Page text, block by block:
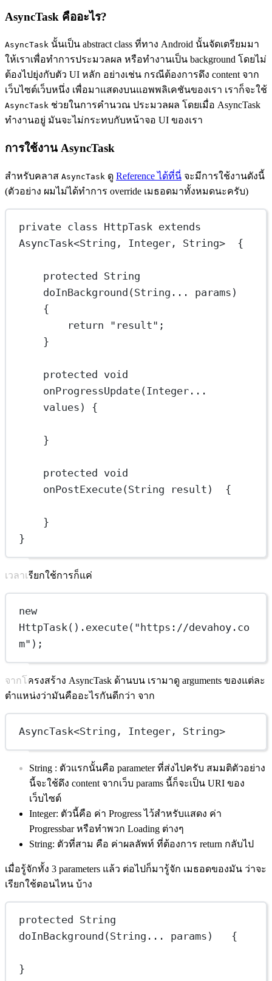
AsyncTask คืออะไร?
AsyncTask นั้นเป็น abstract class ที่ทาง Android นั้นจัดเตรียมมา
ให้เราเพื่อทำการประมวลผล หรือทำงานเป็น background โดยไม่
ต้องไปยุ่งกับตัว UI หลัก อย่างเช่น กรณีต้องการดึง content จาก
เว็บไซต์เว็บหนึ่ง เพื่อมาแสดงบนแอพพลิเคชันของเรา เราก็จะใช้
AsyncTask ช่วยในการคำนวณ ประมวลผล โดยเมื่อ AsyncTask
ทำงานอยู่ มันจะไม่กระทบกับหน้าจอ UI ของเรา
การใช้งาน AsyncTask
สำหรับคลาส AsyncTask ดู Reference ได้ที่นี่ จะมีการใช้งานดังนี้
(ตัวอย่าง ผมไม่ได้ทำการ override เมธอดมาทั้งหมดนะครับ)
private class HttpTask extends
AsyncTask<String , Integer , String>  {
protected
doInBackground (String... params )
{
return
"result" ;
}
protected
void
onProgressUpdate
values ) {
}
protected
void
onPostExecute(String result )  {
}
}
เวลาเรียกใช้การก็แค่
new
HttpTask(). execute( "https://devahoy.co
m" );
จากโครงสร้าง AsyncTask ด้านบน เรามาดู arguments ของแต่ละ
ตำแหน่งว่ามันคืออะไรกันดีกว่า จาก
AsyncTask<String, Integer, String>
String : ตัวแรกนั้นคือ parameter ที่ส่งไปครับ สมมติตัวอย่าง
นี้จะใช้ดึง content จากเว็บ params นี้ก็จะเป็น URI ของ
เว็บไซต์
Integer: ตัวนี้คือ ค่า Progress ไว้สำหรับแสดง ค่า
Progressbar หรือทำพวก Loading ต่างๆ
String: ตัวที่สาม คือ ค่าผลลัพท์ ที่ต้องการ return กลับไป
เมื่อรู้จักทั้ง 3 parameters แล้ว ต่อไปก็มารู้จัก เมธอดของมัน ว่าจะ
เรียกใช้ตอนไหน บ้าง
protected
doInBackground (String... params)   {
}